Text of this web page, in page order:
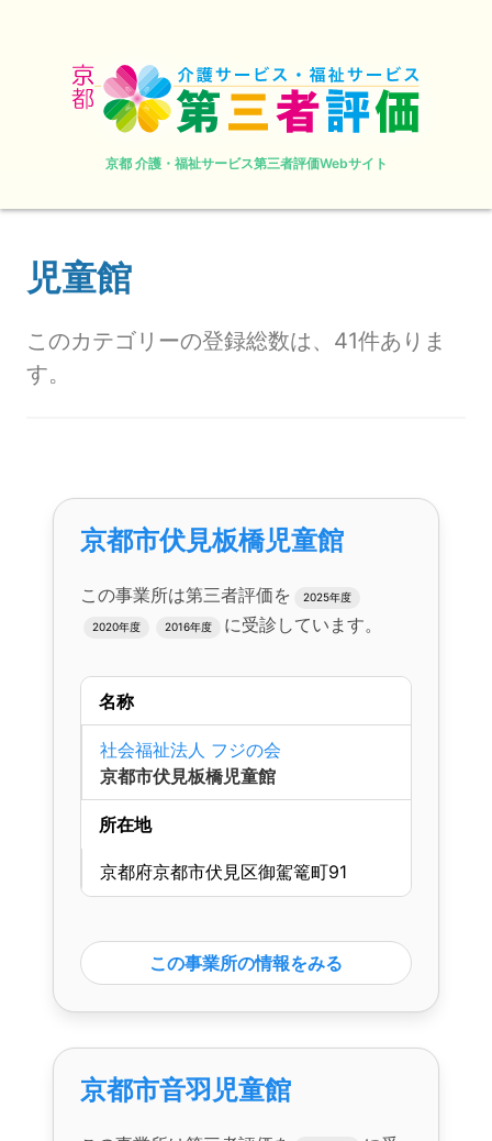
京都 介護・福祉サービス第三者評価Webサイト
児童館
このカテゴリーの登録総数は、41件ありま
す。
京都市伏見板橋児童館
この事業所は第三者評価を 2025年度
2020年度 2016年度 に受診しています。
名称
社会福祉法人 フジの会
京都市伏見板橋児童館
所在地
京都府京都市伏見区御駕篭町91
この事業所の情報をみる
京都市音羽児童館